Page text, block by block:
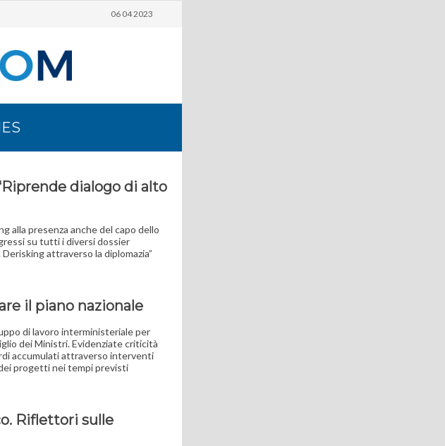
06 04 2023
dialogo di alto
alla presenza anche del capo dello
su tutti i diversi dossier
attraverso la diplomazia”
il piano nazionale
di lavoro interministeriale per
dei Ministri. Evidenziate criticità
accumulati attraverso interventi
progetti nei tempi previsti
Riflettori sulle